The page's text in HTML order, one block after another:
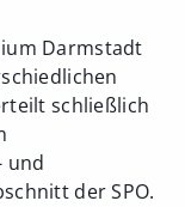
Darmstadt
schließlich
und
der SPO.